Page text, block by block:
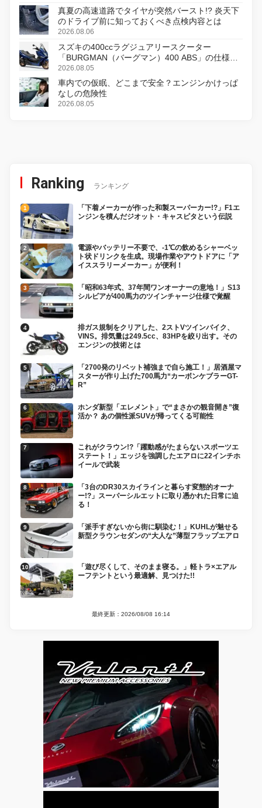
真夏の高速道路でタイヤが突然バースト!? 炎天下
のドライブ前に知っておくべき点検内容とは
2026.08.06
スズキの400ccラグジュアリースクーター
「BURGMAN（バーグマン）400 ABS」の仕様を
変更し、8月18日に発売
2026.08.05
車内での仮眠、どこまで安全？エンジンかけっぱ
なしの危険性
2026.08.05
Ranking ランキング
「下着メーカーが作った和製スーパーカー!?」F1エ
ンジンを積んだジオット・キャスピタという伝説
電源やバッテリー不要で、-1℃の飲めるシャーベッ
ト状ドリンクを生成。現場作業やアウトドアに「ア
イススラリーメーカー」が便利！
「昭和63年式、37年間ワンオーナーの意地！」S13
シルビアが400馬力のツインチャージ仕様で覚醒
排ガス規制をクリアした、2ストVツインバイク、
VINS。排気量は249.5cc、83HPを絞り出す。その
エンジンの技術とは
「2700発のリベット補強まで自ら施工！」居酒屋マ
スターが作り上げた700馬力“カーボンケブラーGT-
R”
ホンダ新型「エレメント」で“まさかの観音開き”復
活か？ あの個性派SUVが帰ってくる可能性
これがクラウン!?「躍動感がたまらないスポーツエ
ステート！」エッジを強調したエアロに22インチホ
イールで武装
「3台のDR30スカイラインと暮らす変態的オーナ
ー!?」スーパーシルエットに取り憑かれた日常に迫
る！
「派手すぎないから街に馴染む！」KUHLが魅せる
新型クラウンセダンの“大人な”薄型フラップエアロ
「遊び尽くして、そのまま寝る。」軽トラ×エアル
ーフテントという最適解、見つけた!!
最終更新：2026/08/08 16:14